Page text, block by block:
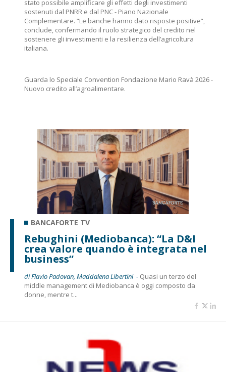
stato possibile amplificare gli effetti degli investimenti
sostenuti dal PNRR e dal PNC - Piano Nazionale
Complementare. “Le banche hanno dato risposte positive”,
conclude, confermando il ruolo strategico del credito nel
sostenere gli investimenti e la resilienza dell’agricoltura
italiana.
Guarda lo Speciale Convention Fondazione Mario Ravà 2026 -
Nuovo credito all’agroalimentare.
BANCAFORTE TV
Rebughini (Mediobanca): “La D&I
crea valore quando è integrata nel
business”
di Flavio Padovan, Maddalena Libertini - Quasi un terzo del
middle management di Mediobanca è oggi composto da
donne, mentre t...